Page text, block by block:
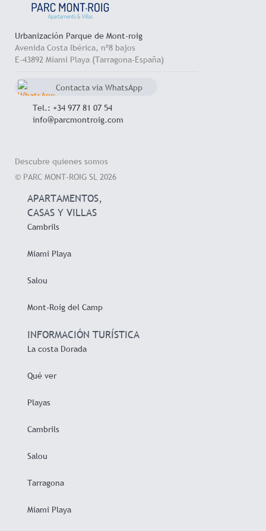
Urbanización Parque de Mont-roig
Avenida Costa Ibérica, nº8 bajos
E-43892 Miami Playa (Tarragona-España)
Contacta via WhatsApp
Tel.: +34 977 81 07 54
info@parcmontroig.com
Descubre quienes somos
© PARC MONT-ROIG SL 2026
APARTAMENTOS,
CASAS Y VILLAS
Cambrils
Miami Playa
Salou
Mont-Roig del Camp
INFORMACIÓN TURÍSTICA
La costa Dorada
Qué ver
Playas
Cambrils
Salou
Tarragona
Miami Playa